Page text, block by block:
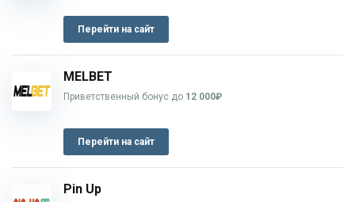
Перейти на сайт
MELBET
Приветственный бонус до 12 000₽
Перейти на сайт
Pin Up